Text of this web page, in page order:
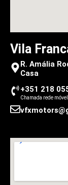
Vila
R. Amália
Casa
+351 218
Chamada rede